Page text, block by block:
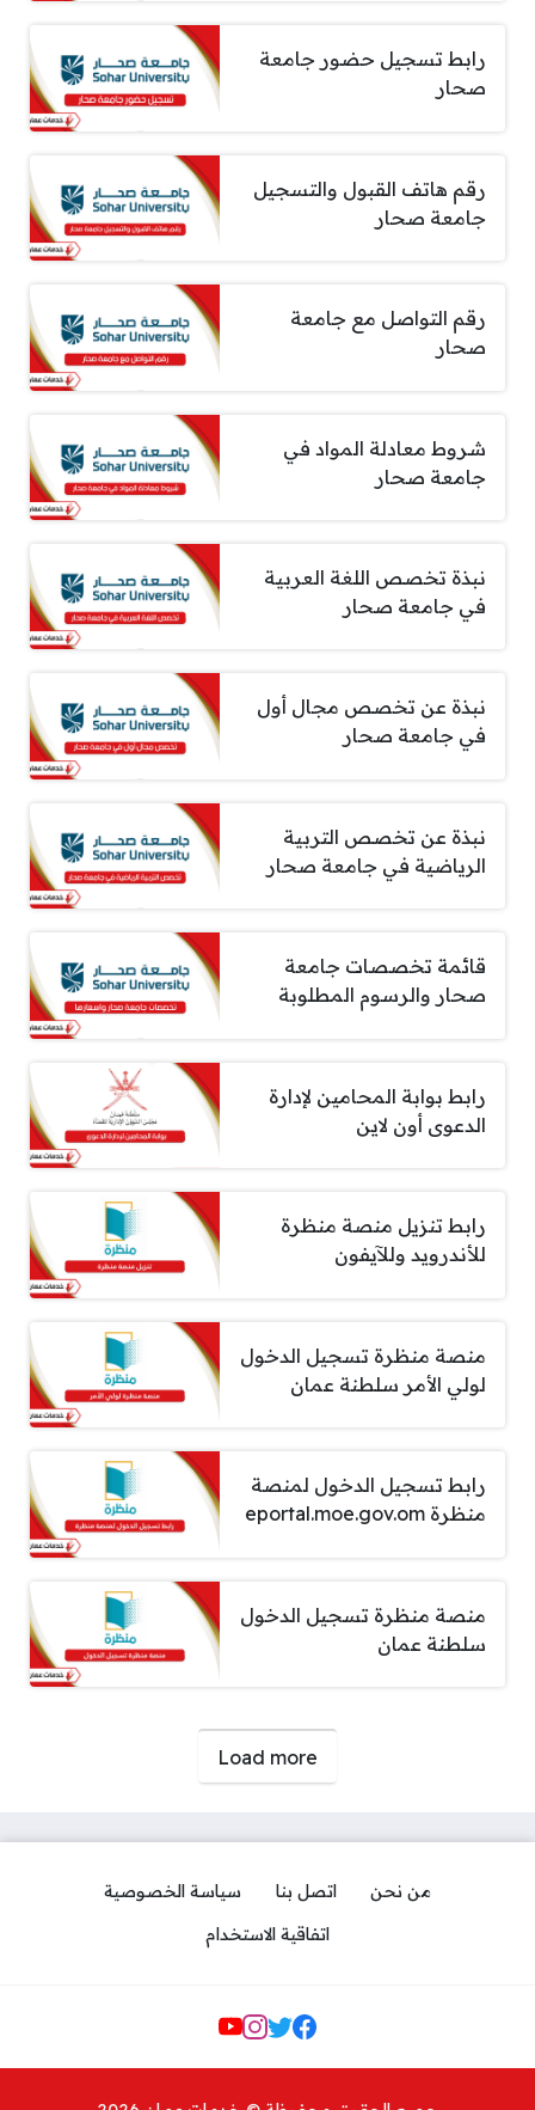
رابط تسجيل حضور جامعة
صحار
رقم هاتف القبول والتسجيل
جامعة صحار
رقم التواصل مع جامعة
صحار
شروط معادلة المواد في
جامعة صحار
نبذة تخصص اللغة العربية
في جامعة صحار
نبذة عن تخصص مجال أول
في جامعة صحار
نبذة عن تخصص التربية
الرياضية في جامعة صحار
قائمة تخصصات جامعة
صحار والرسوم المطلوبة
رابط بوابة المحامين لإدارة
الدعوى أون لاين
رابط تنزيل منصة منظرة
للأندرويد وللآيفون
منصة منظرة تسجيل الدخول
لولي الأمر سلطنة عمان
رابط تسجيل الدخول لمنصة
منظرة eportal.moe.gov.om
منصة منظرة تسجيل الدخول
سلطنة عمان
Load more
من نحن اتصل بنا
سياسة الخصوصية
اتفاقية الاستخدام
Social Links